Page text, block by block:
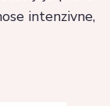
intenzivne,